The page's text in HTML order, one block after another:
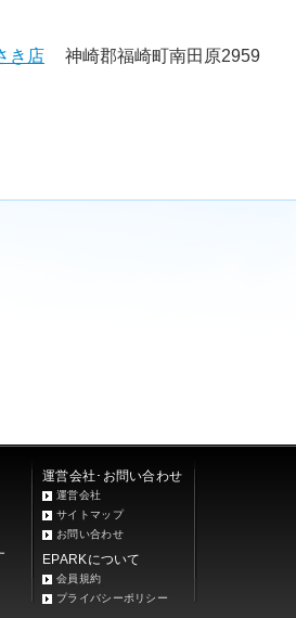
き店 神崎郡福崎町南田原2959